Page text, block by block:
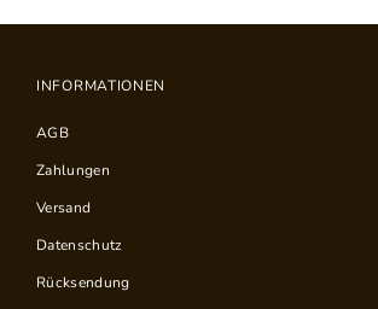
INFORMATIONEN
AGB
Zahlungen
Versand
Datenschutz
Rücksendung